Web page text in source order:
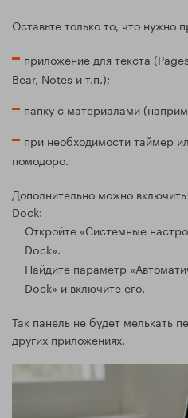
Оставьте только то, что нужно
приложение для текста
Bear, Notes и т.п.);
папку с материалами
при необходимости таймер
помодоро.
Дополнительно можно
Dock:
Откройте «Системные
Dock».
Найдите параметр
Dock» и включите его.
Так панель не будет мелькать
других приложениях.